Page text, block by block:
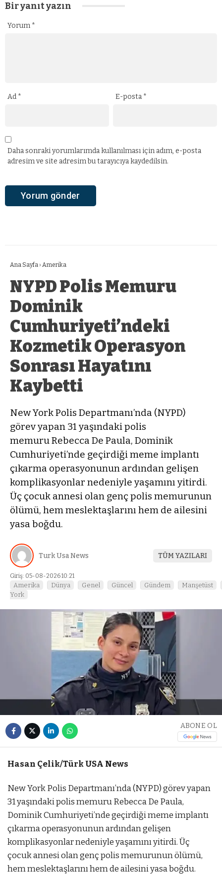
Bir yanıt yazın
Yorum *
Ad * E-posta *
Daha sonraki yorumlarımda kullanılması için adım, e-posta
adresim ve site adresim bu tarayıcıya kaydedilsin.
Ana Sayfa › Amerika
NYPD Polis Memuru
Dominik
Cumhuriyeti’ndeki
Kozmetik Operasyon
Sonrası Hayatını
Kaybetti
New York Polis Departmanı’nda (NYPD)
görev yapan 31 yaşındaki polis
memuru Rebecca De Paula, Dominik
Cumhuriyeti’nde geçirdiği meme implantı
çıkarma operasyonunun ardından gelişen
komplikasyonlar nedeniyle yaşamını yitirdi.
Üç çocuk annesi olan genç polis memurunun
ölümü, hem meslektaşlarını hem de ailesini
yasa boğdu.
Turk Usa News TÜM YAZILARI
Giriş: 05-08-2026 10:21
Amerika Dünya Genel Güncel Gündem
Manşetüst
York
ABONE OL
Hasan Çelik/Türk USA News
New York Polis Departmanı’nda (NYPD) görev yapan
31 yaşındaki polis memuru Rebecca De Paula,
Dominik Cumhuriyeti’nde geçirdiği meme implantı
çıkarma operasyonunun ardından gelişen
komplikasyonlar nedeniyle yaşamını yitirdi. Üç
çocuk annesi olan genç polis memurunun ölümü,
hem meslektaşlarını hem de ailesini yasa boğdu.